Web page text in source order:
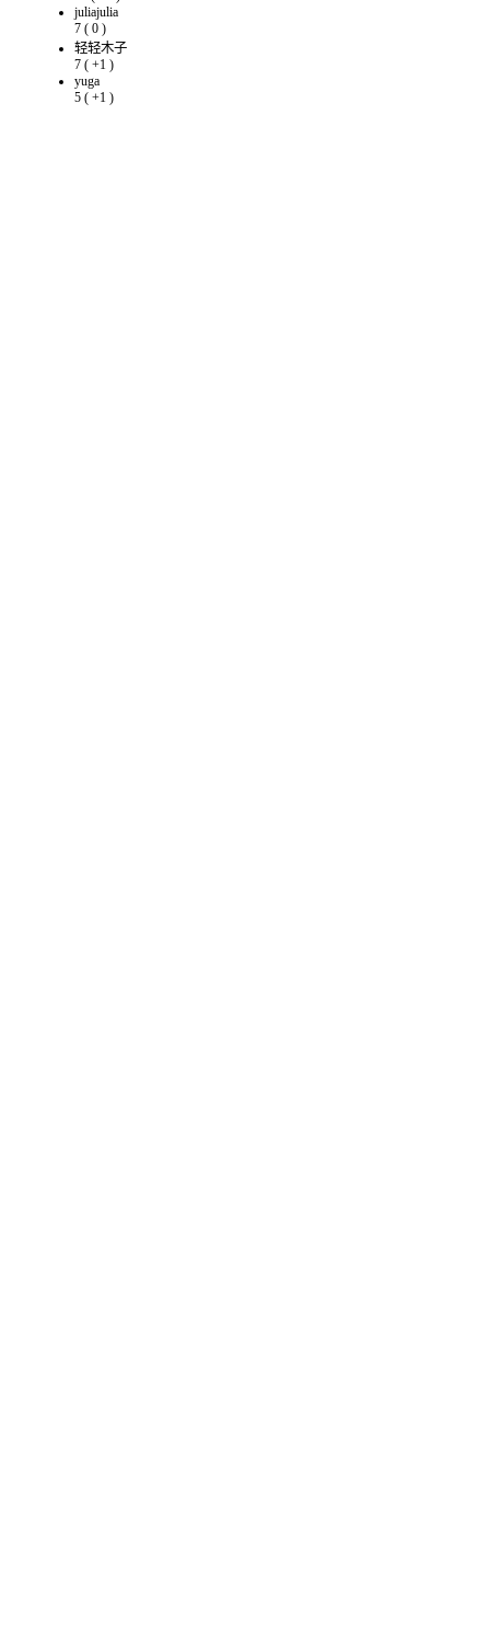
juliajulia
7 ( 0 )
轻轻木子
7 ( +1 )
yuga
5 ( +1 )